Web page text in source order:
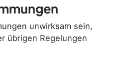
unwirksam sein,
übrigen Regelungen